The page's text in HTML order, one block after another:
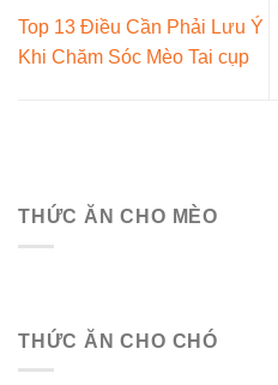
Top 13 Điều Cần Phải Lưu Ý
Khi Chăm Sóc Mèo Tai cụp
THỨC ĂN CHO MÈO
THỨC ĂN CHO CHÓ